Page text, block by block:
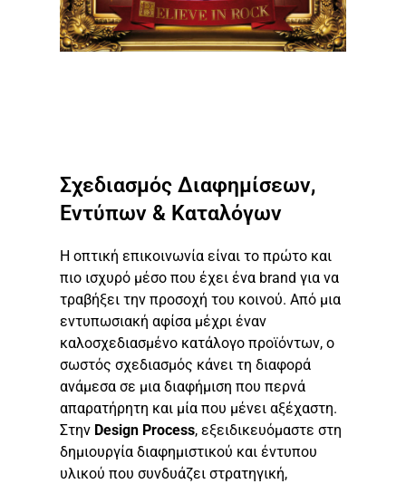
Σχεδιασμός Διαφημίσεων,
Εντύπων & Καταλόγων
Η οπτική επικοινωνία είναι το πρώτο και
πιο ισχυρό μέσο που έχει ένα brand για να
τραβήξει την προσοχή του κοινού. Από μια
εντυπωσιακή αφίσα μέχρι έναν
καλοσχεδιασμένο κατάλογο προϊόντων, ο
σωστός σχεδιασμός κάνει τη διαφορά
ανάμεσα σε μια διαφήμιση που περνά
απαρατήρητη και μία που μένει αξέχαστη.
Στην Design Process, εξειδικευόμαστε στη
δημιουργία διαφημιστικού και έντυπου
υλικού που συνδυάζει στρατηγική,